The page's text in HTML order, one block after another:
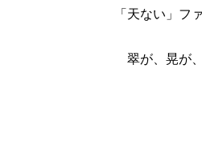
「天ない」フ
翠が、晃が